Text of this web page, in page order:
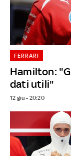
Hamilton:
dati utili"
FERRARI
12 giu - 20:20